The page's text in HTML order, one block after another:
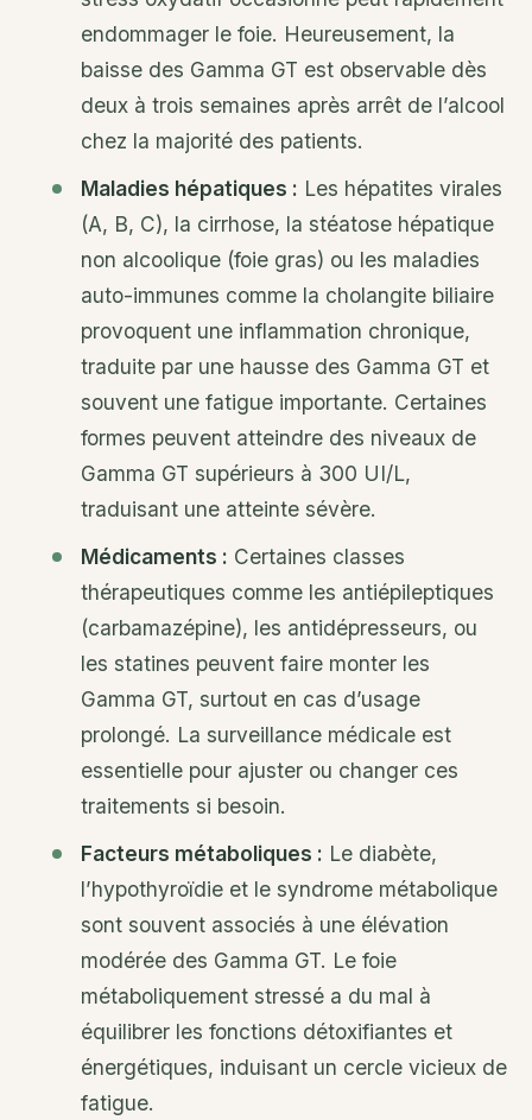
endommager le foie. Heureusement, la
baisse des Gamma GT est observable dès
deux à trois semaines après arrêt de l’alcool
chez la majorité des patients.
Maladies hépatiques : Les hépatites virales
(A, B, C), la cirrhose, la stéatose hépatique
non alcoolique (foie gras) ou les maladies
auto-immunes comme la cholangite biliaire
provoquent une inflammation chronique,
traduite par une hausse des Gamma GT et
souvent une fatigue importante. Certaines
formes peuvent atteindre des niveaux de
Gamma GT supérieurs à 300 UI/L,
traduisant une atteinte sévère.
Médicaments : Certaines classes
thérapeutiques comme les antiépileptiques
(carbamazépine), les antidépresseurs, ou
les statines peuvent faire monter les
Gamma GT, surtout en cas d’usage
prolongé. La surveillance médicale est
essentielle pour ajuster ou changer ces
traitements si besoin.
Facteurs métaboliques : Le diabète,
l’hypothyroïdie et le syndrome métabolique
sont souvent associés à une élévation
modérée des Gamma GT. Le foie
métaboliquement stressé a du mal à
équilibrer les fonctions détoxifiantes et
énergétiques, induisant un cercle vicieux de
fatigue.